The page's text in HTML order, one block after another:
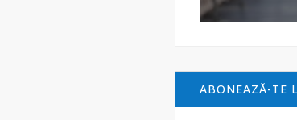
ABONEAZĂ-TE